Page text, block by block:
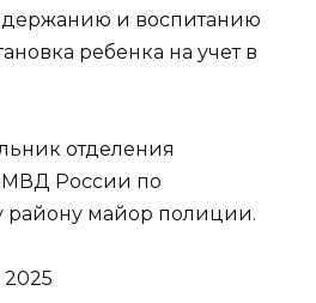
и воспитанию
ребенка на учет в
отделения
МВД России по
району майор полиции.